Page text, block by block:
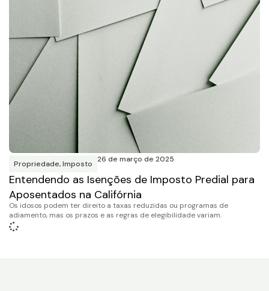
Propriedade,Imposto 26 de março de 2025
Entendendo as Isenções de Imposto Predial para
Aposentados na Califórnia
Os idosos podem ter direito a taxas reduzidas ou programas de
adiamento, mas os prazos e as regras de elegibilidade variam.